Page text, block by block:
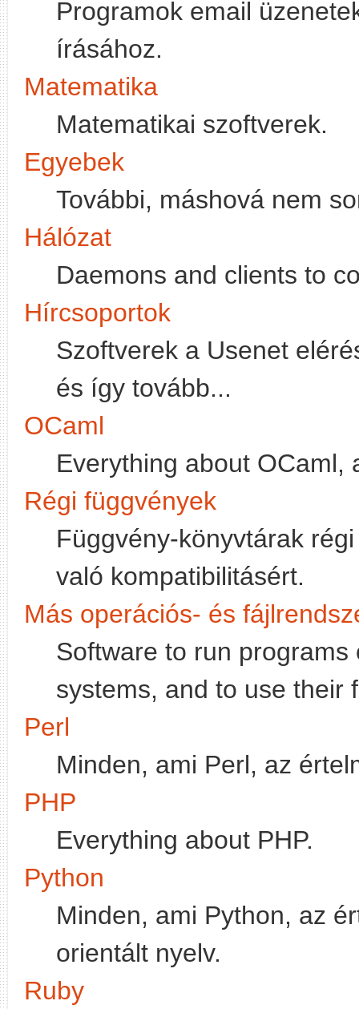
Programok email
írásához.
Matematika
Matematikai szoftverek.
Egyebek
További, máshová nem
Hálózat
Daemons and clients to
Hírcsoportok
Szoftverek a Usenet
és így tovább...
OCaml
Everything about OCaml,
Régi függvények
Függvény-könyvtárak
való kompatibilitásért.
Más operációs- és
Software to run
systems, and to use their
Perl
Minden, ami Perl, az
PHP
Everything about PHP.
Python
Minden, ami Python, az
orientált nyelv.
Ruby